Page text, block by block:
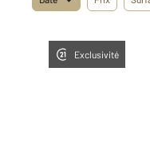
Exclusivité